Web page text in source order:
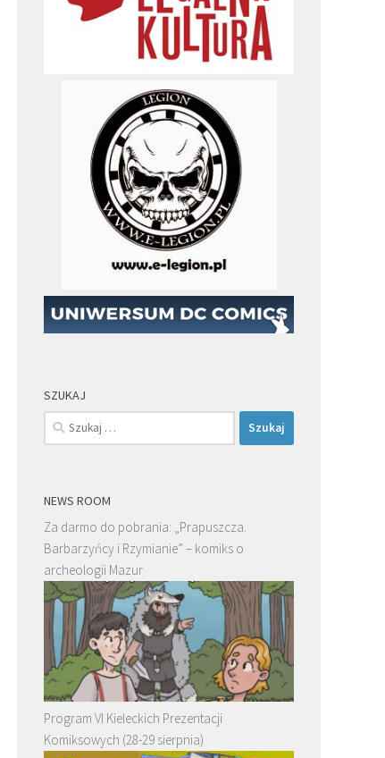
SZUKAJ
Szukaj:
NEWS ROOM
Za darmo do pobrania: „Prapuszcza.
Barbarzyńcy i Rzymianie” – komiks o
archeologii Mazur
Program VI Kieleckich Prezentacji
Komiksowych (28-29 sierpnia)